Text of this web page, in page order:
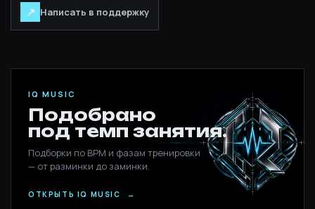
↗ Написать в поддержку
IQ MUSIC
Подобрано
под темп занятия.
Подборки по BPM и фазам тренировки
— от разминки до заминки.
ОТКРЫТЬ IQ MUSIC →